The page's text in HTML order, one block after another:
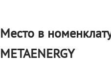
Место в
METAENERGY